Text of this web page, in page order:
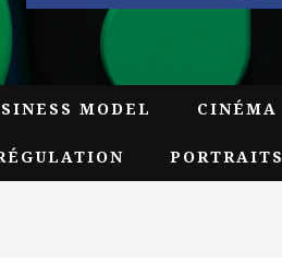
MODEL CINÉMA
PORTRAITS